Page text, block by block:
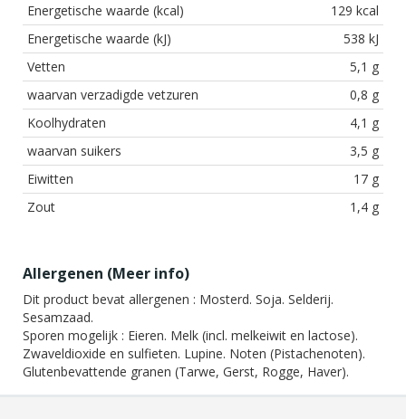
Energetische waarde (kcal)
129 kcal
Energetische waarde (kJ)
538 kJ
Vetten
5,1 g
waarvan verzadigde vetzuren
0,8 g
Koolhydraten
4,1 g
waarvan suikers
3,5 g
Eiwitten
17 g
Zout
1,4 g
Allergenen (Meer info)
Dit product bevat allergenen : Mosterd. Soja. Selderij.
Sesamzaad.
Sporen mogelijk : Eieren. Melk (incl. melkeiwit en lactose).
Zwaveldioxide en sulfieten. Lupine. Noten (Pistachenoten).
Glutenbevattende granen (Tarwe, Gerst, Rogge, Haver).